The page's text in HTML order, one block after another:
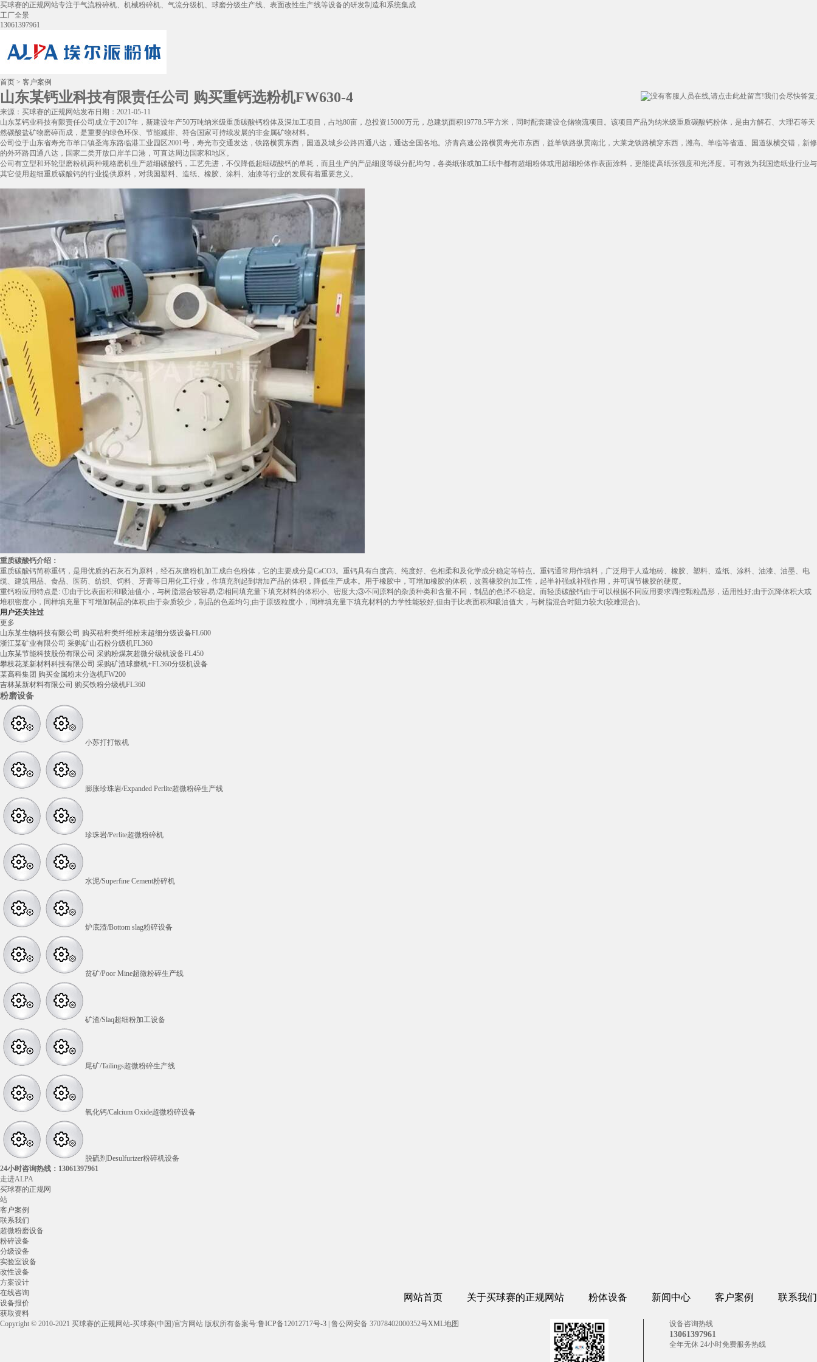
买球赛的正规网站专注于气流粉碎机、机械粉碎机、气流分级机、球磨分级生产线、表面改性生产线等设备的研发制造和系统集成
工厂全景
13061397961
网站首页 关于买球赛的正规网站 粉体设备 新闻中心 客户案例 联系我们
首页 > 客户案例
山东某钙业科技有限责任公司 购买重钙选粉机FW630-4
来源：买球赛的正规网站发布日期：2021-05-11
山东某钙业科技有限责任公司成立于2017年，新建设年产50万吨纳米级重质碳酸钙粉体及深加工项目，占地80亩，总投资15000万元，总建筑面积19778.5平方米，同时配套建设仓储物流项目。该项目产品为纳米级重质碳酸钙粉体，是由方解石、大理石等天
然碳酸盐矿物磨碎而成，是重要的绿色环保、节能减排、符合国家可持续发展的非金属矿物材料。
公司位于山东省寿光市羊口镇圣海东路临港工业园区2001号，寿光市交通发达，铁路横贯东西，国道及城乡公路四通八达，通达全国各地。济青高速公路横贯寿光市东西，益羊铁路纵贯南北，大莱龙铁路横穿东西，潍高、羊临等省道、国道纵横交错，新修
的外环路四通八达，国家二类开放口岸羊口港，可直达周边国家和地区。
公司有立型和环轮型磨粉机两种规格磨机生产超细碳酸钙，工艺先进，不仅降低超细碳酸钙的单耗，而且生产的产品细度等级分配均匀，各类纸张或加工纸中都有超细粉体或用超细粉体作表面涂料，更能提高纸张强度和光泽度。可有效为我国造纸业行业与
其它使用超细重质碳酸钙的行业提供原料，对我国塑料、造纸、橡胶、涂料、油漆等行业的发展有着重要意义。
重质碳酸钙介绍：
重质碳酸钙简称重钙，是用优质的石灰石为原料，经石灰磨粉机加工成白色粉体，它的主要成分是CaCO3。重钙具有白度高、纯度好、色相柔和及化学成分稳定等特点。重钙通常用作填料，广泛用于人造地砖、橡胶、塑料、造纸、涂料、油漆、油墨、电
缆、建筑用品、食品、医药、纺织、饲料、牙膏等日用化工行业，作填充剂起到增加产品的体积，降低生产成本。用于橡胶中，可增加橡胶的体积，改善橡胶的加工性，起半补强或补强作用，并可调节橡胶的硬度。
重钙粉应用特点是: ①由于比表面积和吸油值小，与树脂混合较容易;②相同填充量下填充材料的体积小、密度大;③不同原料的杂质种类和含量不同，制品的色泽不稳定。而轻质碳酸钙由于可以根据不同应用要求调控颗粒晶形，适用性好;由于沉降体积大或
堆积密度小，同样填充量下可增加制品的体积;由于杂质较少，制品的色差均匀;由于原级粒度小，同样填充量下填充材料的力学性能较好;但由于比表面积和吸油值大，与树脂混合时阻力较大(较难混合)。
用户还关注过
更多
山东某生物科技有限公司 购买秸秆类纤维粉末超细分级设备FL600
浙江某矿业有限公司 采购矿山石粉分级机FL360
山东某节能科技股份有限公司 采购粉煤灰超微分级机设备FL450
攀枝花某新材料科技有限公司 采购矿渣球磨机+FL360分级机设备
某高科集团 购买金属粉末分选机FW200
吉林某新材料有限公司 购买铁粉分级机FL360
粉磨设备
小苏打打散机
膨胀珍珠岩/Expanded Perlite超微粉碎生产线
珍珠岩/Perlite超微粉碎机
水泥/Superfine Cement粉碎机
炉底渣/Bottom slag粉碎设备
贫矿/Poor Mine超微粉碎生产线
矿渣/Slaq超细粉加工设备
尾矿/Tailings超微粉碎生产线
氧化钙/Calcium Oxide超微粉碎设备
脱硫剂Desulfurizer粉碎机设备
24小时咨询热线： 13061397961
走进ALPA
买球赛的正规网
站
客户案例
联系我们
超微粉磨设备
粉碎设备
分级设备
实验室设备
改性设备
方案设计
在线咨询
设备报价
获取资料
设备咨询热线
13061397961
全年无休 24小时免费服务热线
Copyright © 2010-2021 买球赛的正规网站-买球赛(中国)官方网站 版权所有备案号:鲁ICP备12012717号-3 | 鲁公网安备 37078402000352号XML地图